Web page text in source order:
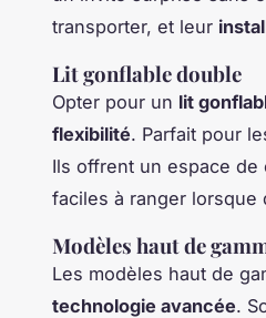
transporter, et leur
Lit gonflable double
Opter pour un lit
flexibilité. Parfait pour
Ils offrent un espace
faciles à ranger lorsque
Modèles haut de
Les modèles haut de
technologie avancée.